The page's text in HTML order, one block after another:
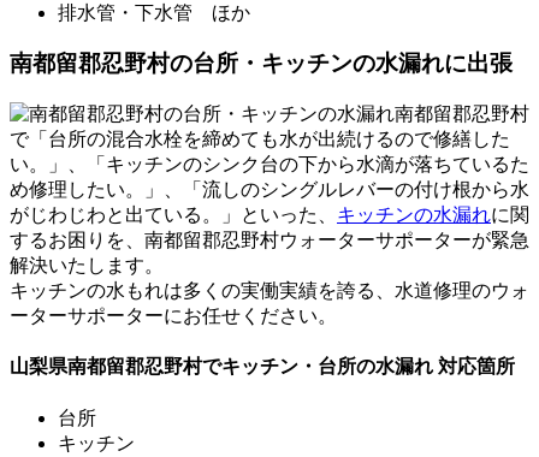
排水管・下水管 ほか
南都留郡忍野村の台所・キッチンの水漏れに出張
南都留郡忍野村
で「台所の混合水栓を締めても水が出続けるので修繕した
い。」、「キッチンのシンク台の下から水滴が落ちているた
め修理したい。」、「流しのシングルレバーの付け根から水
がじわじわと出ている。」といった、 キッチンの水漏れに関
するお困りを、南都留郡忍野村ウォーターサポーターが緊急
解決いたします。
キッチンの水もれは多くの実働実績を誇る
、水道修理のウォ
ーターサポーターにお任せください。
山梨県南都留郡忍野村でキッチン・台所の水漏れ 対応箇所
台所
キッチン